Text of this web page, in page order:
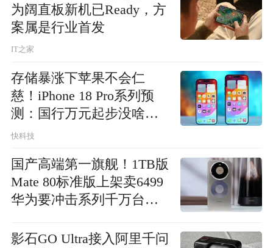
为阔直板新机已Ready，方
案属是行业首发
IT之家
存储暴涨下苹果不会仁
慈！iPhone 18 Pro系列预
测：国行万元起步没啥问
题
快科技
国产高端第一旗舰！1TB版
Mate 80标准版上架卖6499
华为要冲击系列千万台出
影石GO Ultra接入阿里千问